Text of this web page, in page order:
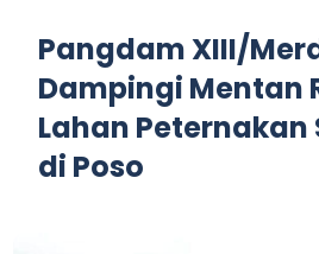
Pangdam XIII/
Dampingi Mentan
Lahan Peternakan
di Poso